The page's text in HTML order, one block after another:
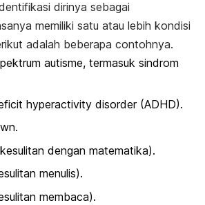
dirinya sebagai
memiliki satu atau lebih kondisi
adalah beberapa contohnya.
autisme, termasuk sindrom
hyperactivity disorder(ADHD).
dengan matematika).
menulis).
membaca).